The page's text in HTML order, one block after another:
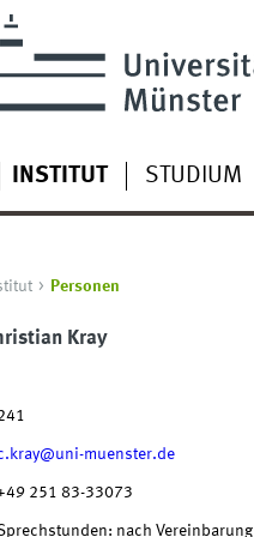
INSTITUT STUDIUM
Personen
Kray
muenster.de
251 83-33073
nach Vereinbarung